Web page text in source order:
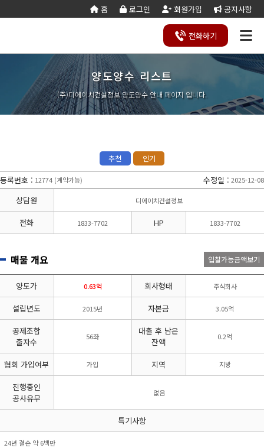
홈 로그인 회원가입 공지사항
전화하기
회사
소개
사업
영역
조직
도 는
길
합
건
설
업
토목건축
공사업
경설비공
조경공사
전문건설업
지반조성·포
장공사업
실내건축공
사업
도장·습식·방 조경식재·시
비계공사업
비공사업
철도·궤도공
사업
철강구조물공
붕
건축물조립공
사업
기타공
사업
전기공사업 정보통신
공사업
업자
나무병원
석면해제
산림사업법
인
에너지절
약전문기
업
엔지니어링
사업자
전문관리
설계시공업
문기관/
안전점검전
문기관
지하수개발
차
담
하
기
양도
양수
리스
트
양도
양수
절차
기업
진단
공
제
조
합
실
태
조
사
기
재
사
항
변
경
공
능
력
가
·
합
잔고
증명
법령
서식
국가
계약
법령
관계
서식
건설
업등
록서
식
법시
행규
칙
서식
실질
자본
금
계산
기
세무
계산
기
양도양수 리스트
(주)디에이치건설정보 양도양수 안내 페이지 입니다.
추천 인기
등록번호 : 12774 (계약가능) 수정일 : 2025-12-08
상담원 디에이치건설정보
전화 1833-7702 HP 1833-7702
매물 개요 입찰가능금액보기
양도가 0.63억 회사형태 주식회사
설립년도 2015년 자본금 3.05억
공제조합
출자수
56좌
대출 후 남은
잔액
0.2억
협회 가입여부 가입 지역 지방
진행중인
공사유무
없음
특기사항
24년 결손 약 6백만